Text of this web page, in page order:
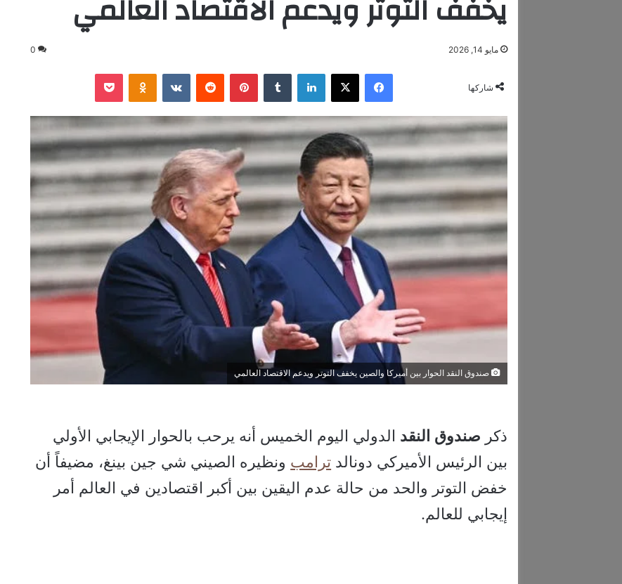
يخفف التوتر ويدعم الاقتصاد العالمي
مايو 14, 2026 0
شاركها
فيسبوك ‫X لينكدإن ‏Tumblr بينتيريست ‏Reddit
‏VKontakte
Odnoklassniki
‫Pocket
صندوق النقد الحوار بين أميركا والصين يخفف التوتر ويدعم الاقتصاد العالمي
ذكر صندوق النقد الدولي اليوم الخميس أنه يرحب بالحوار الإيجابي الأولي
بين الرئيس الأميركي دونالد ترامب ونظيره الصيني شي جين بينغ، مضيفاً أن
خفض التوتر والحد من حالة عدم اليقين بين أكبر اقتصادين في العالم أمر
إيجابي للعالم.